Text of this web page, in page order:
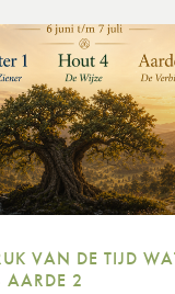
VAN DE TIJD
AARDE 2